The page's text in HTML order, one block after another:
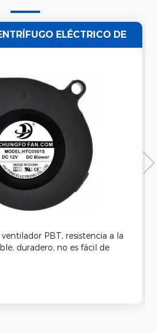
ELÉCTRICO DE
SIN ESCOBILLAS DE
12V/24V DC
PBT, resistencia a la
duradero, no es fácil de